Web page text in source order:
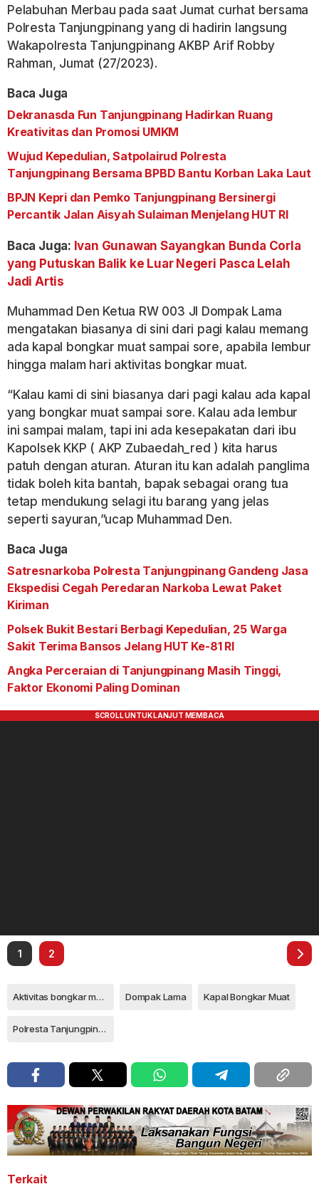
Pelabuhan Merbau pada saat Jumat curhat bersama
Polresta Tanjungpinang yang di hadirin langsung
Wakapolresta Tanjungpinang AKBP Arif Robby
Rahman, Jumat (27/2023).
Baca Juga
Dekranasda Fun Tanjungpinang Hadirkan Ruang
Kreativitas dan Promosi UMKM
Wujud Kepedulian, Satpolairud Polresta
Tanjungpinang Bersama BPBD Bantu Korban Laka Laut
BPJN Kepri dan Pemko Tanjungpinang Bersinergi
Percantik Jalan Aisyah Sulaiman Menjelang HUT RI
Baca Juga: Ivan Gunawan Sayangkan Bunda Corla
yang Putuskan Balik ke Luar Negeri Pasca Lelah
Jadi Artis
Muhammad Den Ketua RW 003 Jl Dompak Lama
mengatakan biasanya di sini dari pagi kalau memang
ada kapal bongkar muat sampai sore, apabila lembur
hingga malam hari aktivitas bongkar muat.
“Kalau kami di sini biasanya dari pagi kalau ada kapal
yang bongkar muat sampai sore. Kalau ada lembur
ini sampai malam, tapi ini ada kesepakatan dari ibu
Kapolsek KKP ( AKP Zubaedah_red ) kita harus
patuh dengan aturan. Aturan itu kan adalah panglima
tidak boleh kita bantah, bapak sebagai orang tua
tetap mendukung selagi itu barang yang jelas
seperti sayuran,”ucap Muhammad Den.
Baca Juga
Satresnarkoba Polresta Tanjungpinang Gandeng Jasa
Ekspedisi Cegah Peredaran Narkoba Lewat Paket
Kiriman
Polsek Bukit Bestari Berbagi Kepedulian, 25 Warga
Sakit Terima Bansos Jelang HUT Ke-81 RI
Angka Perceraian di Tanjungpinang Masih Tinggi,
Faktor Ekonomi Paling Dominan
1 2
Aktivitas bongkar muat Dompak Lama Kapal Bongkar Muat
Polresta Tanjungpinang
Terkait